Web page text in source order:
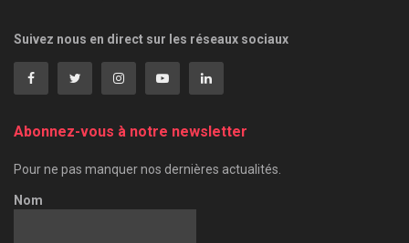
Suivez nous en direct sur les réseaux sociaux
Abonnez-vous à notre newsletter
Pour ne pas manquer nos dernières actualités.
Nom